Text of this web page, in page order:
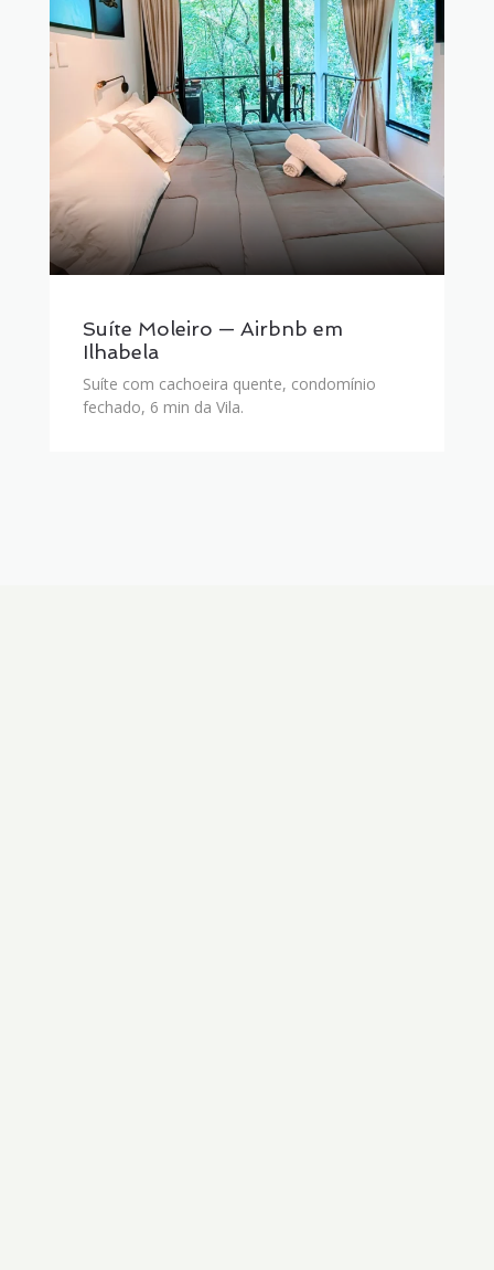
Suíte Moleiro — Airbnb em
Ilhabela
Suíte com cachoeira quente, condomínio
fechado, 6 min da Vila.